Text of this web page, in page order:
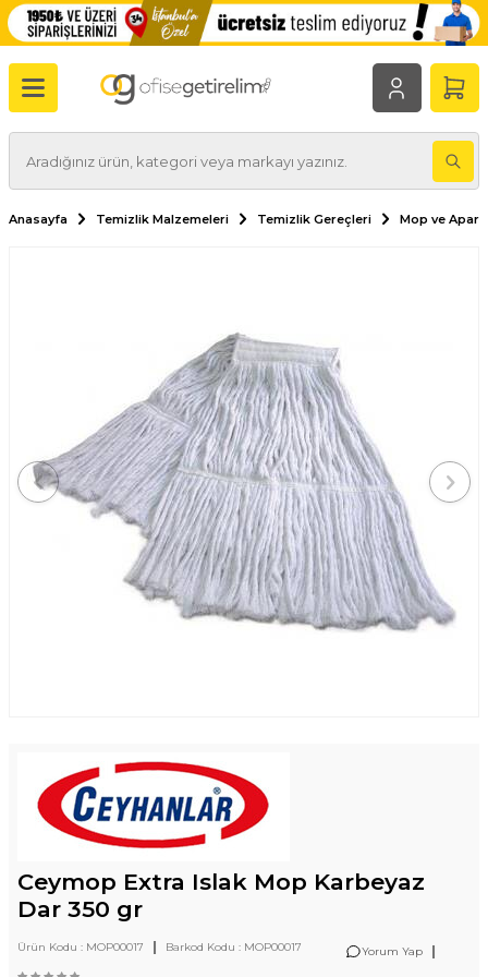
Anasayfa Temizlik Malzemeleri Temizlik Gereçleri Mop ve
Ceymop Extra Islak Mop Karbeyaz
Dar 350 gr
Ürün Kodu : MOP00017 | Barkod Kodu : MOP00017 Yorum Yap |